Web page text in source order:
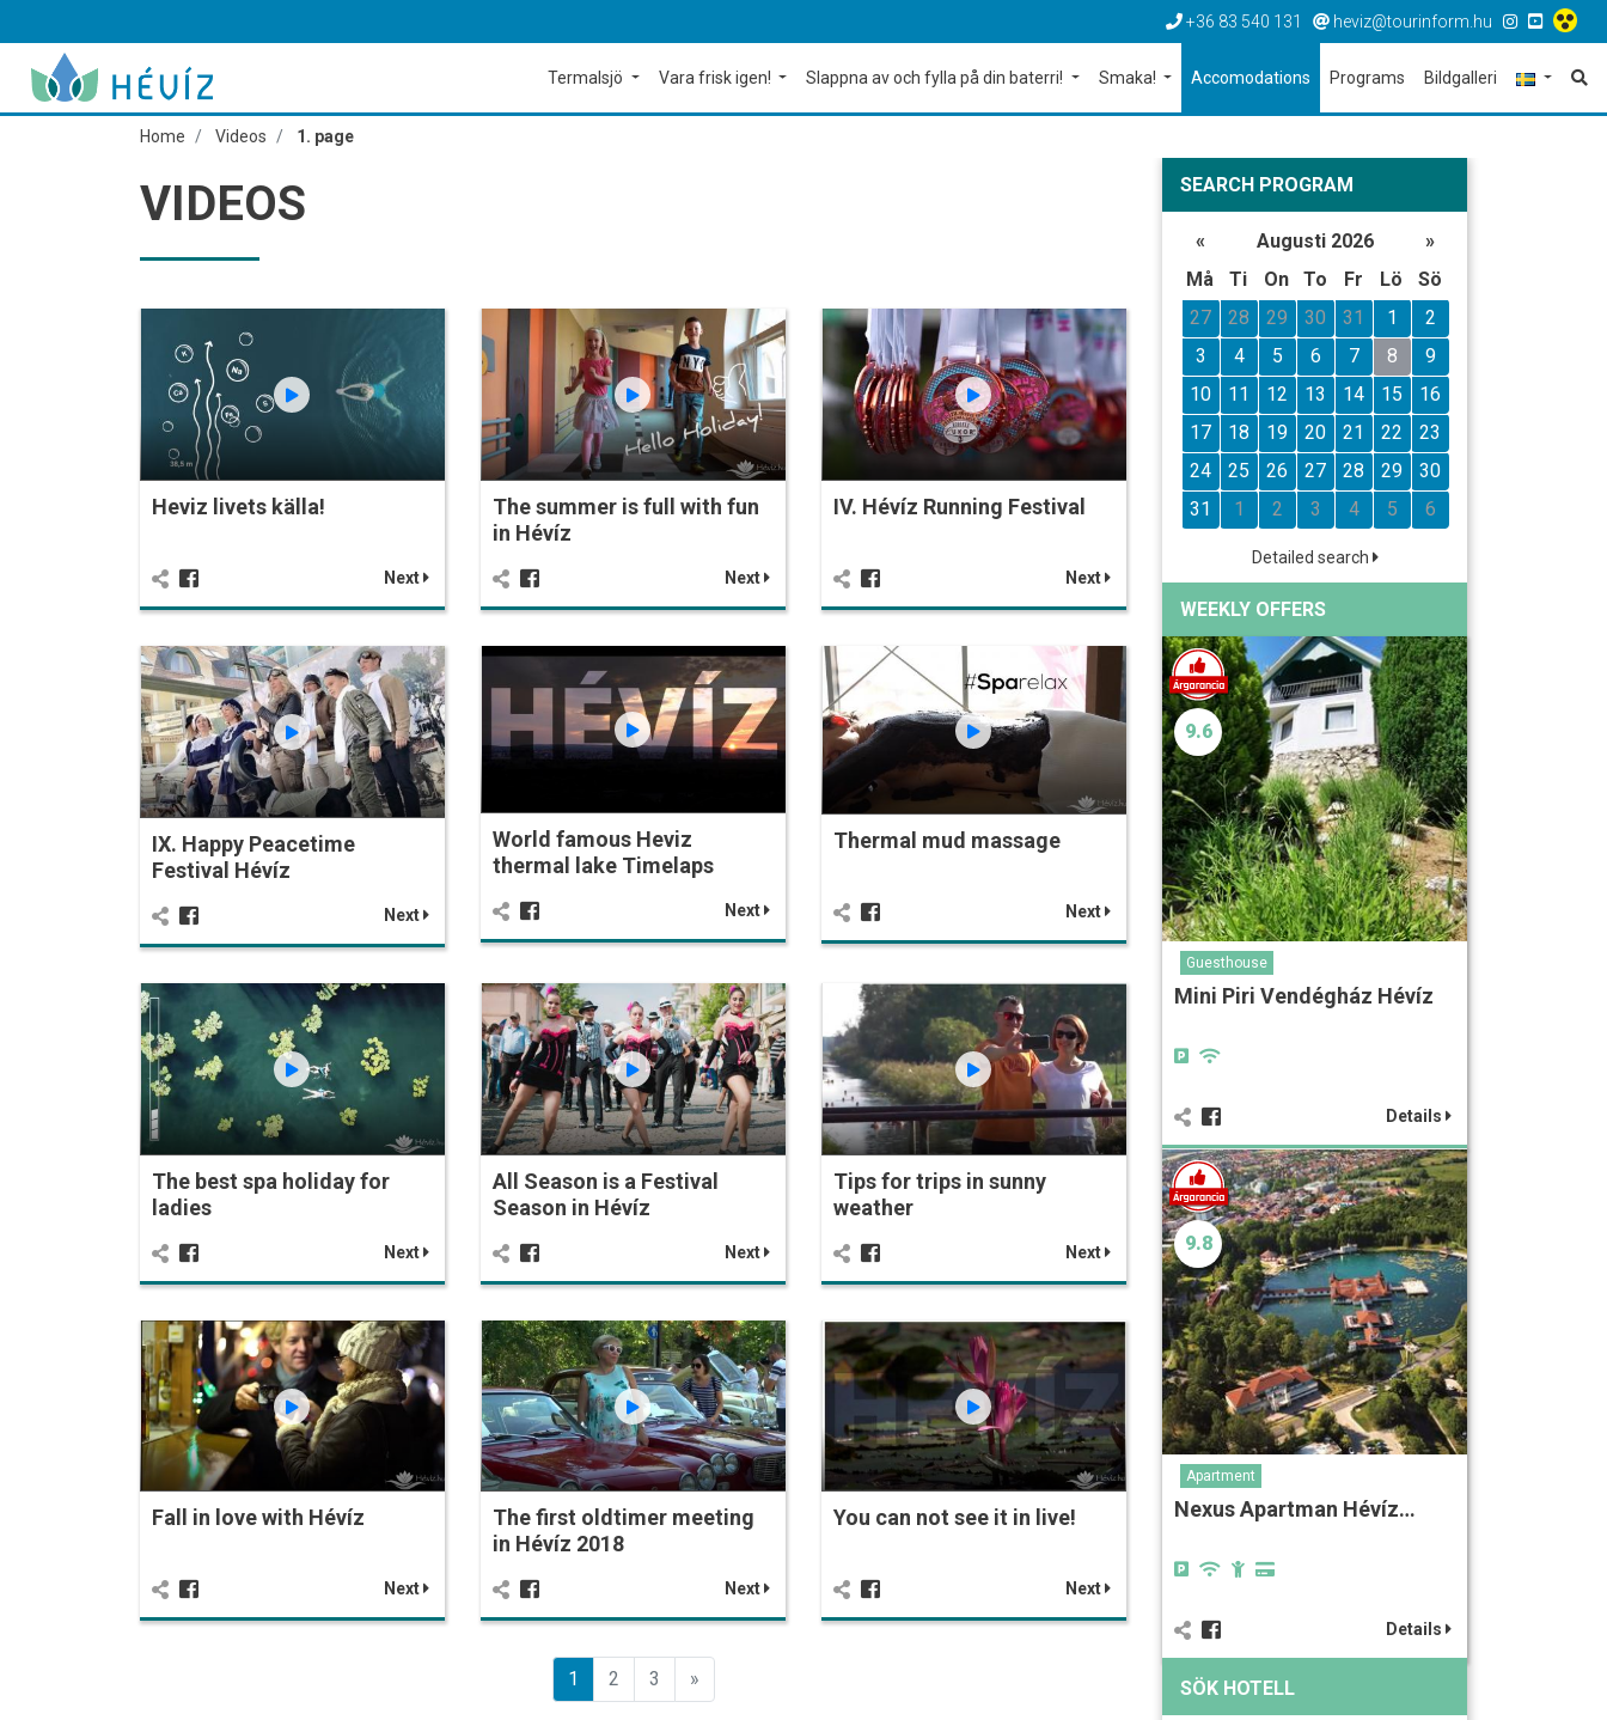
+36 83 540 131 heviz@tourinform.hu
Termalsjö Vara frisk igen! Slappna av och fylla på din baterri! Smaka! Accomodations Programs Bildgalleri
Home Videos 1. page
VIDEOS
Heviz livets källa!
Next
The summer is full with fun
in Hévíz
Next
IV. Hévíz Running Festival
Next
IX. Happy Peacetime
Festival Hévíz
Next
World famous Heviz
thermal lake Timelaps
Next
Thermal mud massage
Next
The best spa holiday for
ladies
Next
All Season is a Festival
Season in Hévíz
Next
Tips for trips in sunny
weather
Next
Fall in love with Hévíz
Next
The first oldtimer meeting
in Hévíz 2018
Next
You can not see it in live!
Next
1 2 3 »Előző
SEARCH PROGRAM
« Augusti 2026
»
Må
Ti On To Fr Lö
Sö
27
28 29 30 31 1
2
3
4 5 6 7 8
9
10
11 12 13 14 15
16
17
18 19 20 21 22
23
24
25 26 27 28 29
30
31
1 2 3 4 5 6
Detailed search
WEEKLY OFFERS
9.6
Guesthouse
Mini Piri Vendégház Hévíz
Details
9.8
Apartment
Nexus Apartman Hévíz…
Details
SÖK HOTELL